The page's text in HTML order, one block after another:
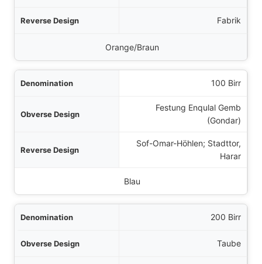
Fabrik
Orange/Braun
100 Birr
Festung Enqulal Gemb
(Gondar)
Sof-Omar-Höhlen; Stadttor,
Harar
Blau
200 Birr
Taube